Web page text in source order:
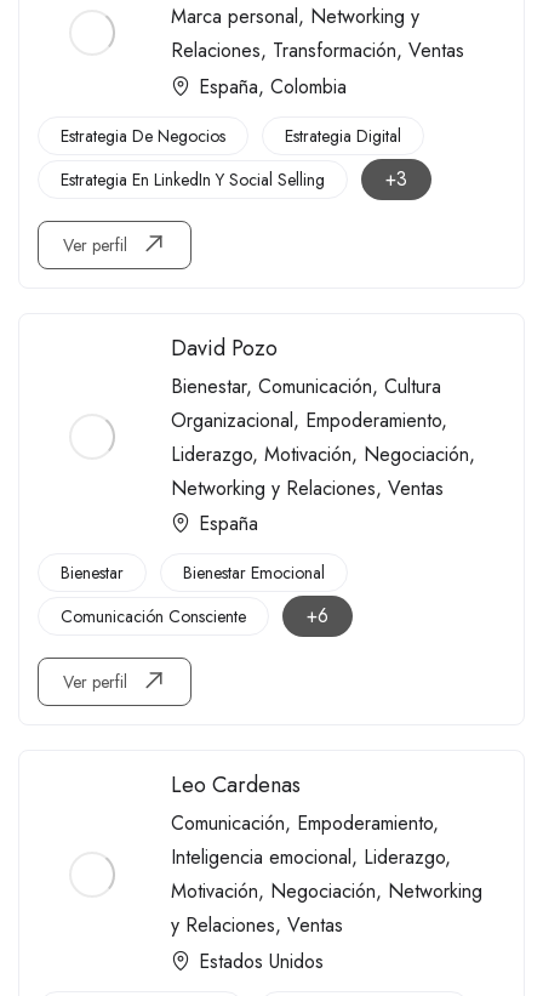
Marca personal, Networking y
Relaciones, Transformación, Ventas
España, Colombia
Estrategia De Negocios
Estrategia Digital
Estrategia En LinkedIn Y Social Selling
+3
Ver perfil
David Pozo
Bienestar, Comunicación, Cultura
Organizacional, Empoderamiento,
Liderazgo, Motivación, Negociación,
Networking y Relaciones, Ventas
España
Bienestar
Bienestar Emocional
Comunicación Consciente
+6
Ver perfil
Leo Cardenas
Comunicación, Empoderamiento,
Inteligencia emocional, Liderazgo,
Motivación, Negociación, Networking
y Relaciones, Ventas
Estados Unidos